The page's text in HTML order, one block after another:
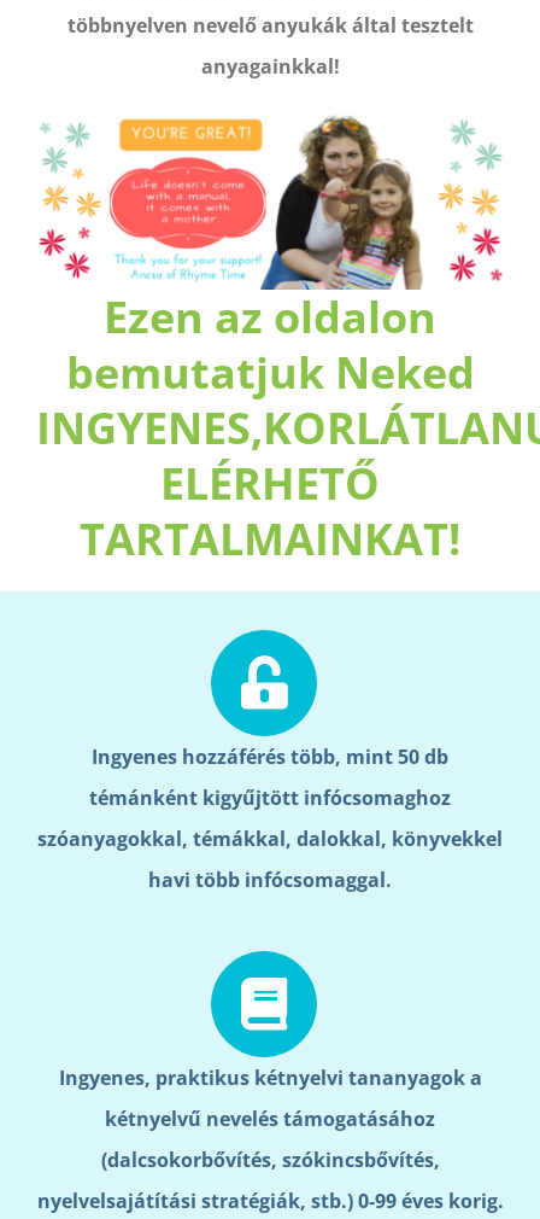
többnyelven nevelő anyukák által tesztelt
anyagainkkal!
Ezen az oldalon
bemutatjuk Neked
ELÉRHETŐ
TARTALMAINKAT!
Ingyenes hozzáférés több, mint 50 db
témánként kigyűjtött infócsomaghoz
szóanyagokkal, témákkal, dalokkal, könyvekkel
havi több infócsomaggal.
Ingyenes, praktikus kétnyelvi tananyagok a
kétnyelvű nevelés támogatásához
(dalcsokorbővítés, szókincsbővítés,
nyelvelsajátítási stratégiák, stb.) 0-99 éves korig.